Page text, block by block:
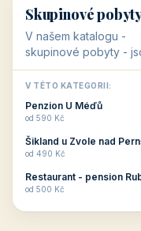
👥 32
Skupinové
V našem katalogu -
skupinové pobyty -
pro Vás připraveny
objekty, které nabízí
ubytování skupin v
penzionech, hotelích a
Budete překva...
V TÉTO KATEGORII:
Penzion U Méďů
od 590 Kč
od 490 Kč
Restaurant - pension
od 500 Kč